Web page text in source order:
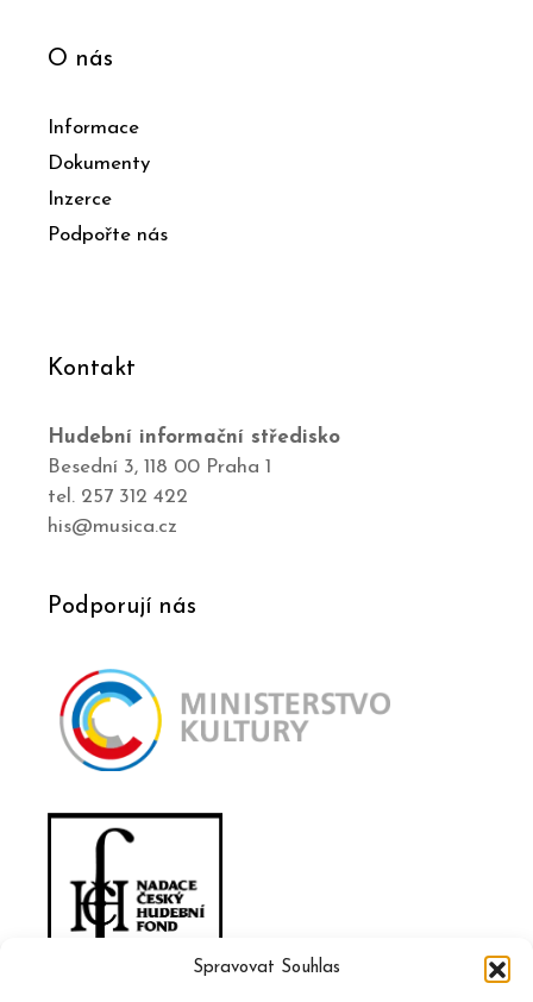
Spravovat Souhlas
O nás
Informace
Dokumenty
Inzerce
Podpořte nás
Kontakt
Hudební informační středisko
Besední 3, 118 00 Praha 1
tel. 257 312 422
his@musica.cz
Podporují nás